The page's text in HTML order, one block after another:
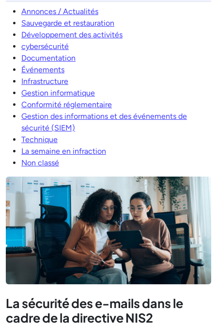
Annonces / Actualités
Sauvegarde et restauration
Développement des activités
cybersécurité
Documentation
Événements
Infrastructure
Gestion informatique
Conformité réglementaire
Gestion des informations et des événements de
sécurité (SIEM)
Technique
La semaine en infraction
Non classé
La sécurité des e-mails dans le
cadre de la directive NIS2